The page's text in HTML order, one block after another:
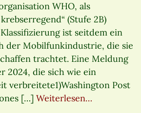
WHO, als
(Stufe 2B)
ist seitdem ein
der Mobilfunkindustrie, die sie
trachtet. Eine Meldung
2024, die sich wie ein
verbreitete1)Washington Post
[…] Weiterlesen…